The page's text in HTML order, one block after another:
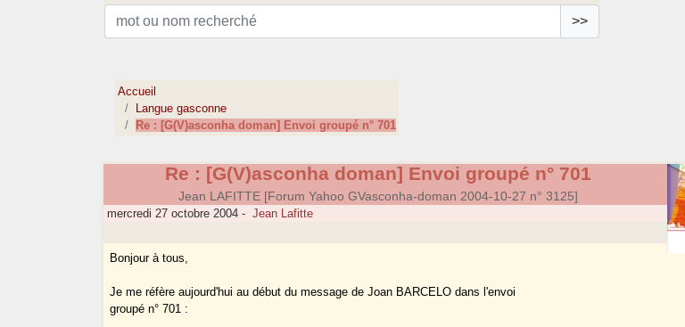
>>
Accueil
Langue gasconne
Re : [G(V)asconha doman] Envoi groupé n° 701
Re : [G(V)asconha doman] Envoi groupé n° 701
Jean LAFITTE [Forum Yahoo GVasconha-doman 2004-10-27 n° 3125]
mercredi 27 octobre 2004 - Jean Lafitte
Bonjour à tous,
Je me réfère aujourd'hui au début du message de Joan BARCELO dans l'envoi
groupé n° 701 :